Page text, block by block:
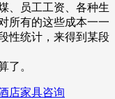
、员工工资、各种生
所有的这些成本一一
性统计，来得到某段
了。
店家具咨询